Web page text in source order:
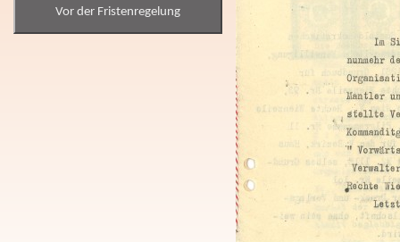
Vor der Fristenregelung